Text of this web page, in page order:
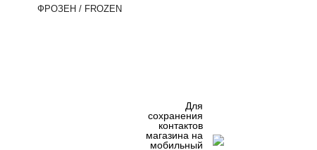
ФРОЗЕН / FROZEN
Для
сохранения
контактов
магазина на
мобильный